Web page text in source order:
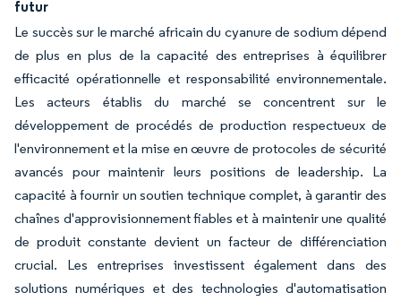
futur
Le succès sur le marché africain du cyanure de sodium dépend
de plus en plus de la capacité des entreprises à équilibrer
efficacité opérationnelle et responsabilité environnementale.
Les acteurs établis du marché se concentrent sur le
développement de procédés de production respectueux de
l'environnement et la mise en œuvre de protocoles de sécurité
avancés pour maintenir leurs positions de leadership. La
capacité à fournir un soutien technique complet, à garantir des
chaînes d'approvisionnement fiables et à maintenir une qualité
de produit constante devient un facteur de différenciation
crucial. Les entreprises investissent également dans des
solutions numériques et des technologies d'automatisation